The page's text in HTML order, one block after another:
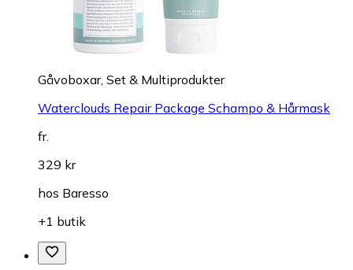
Gåvoboxar, Set & Multiprodukter
Waterclouds Repair Package Schampo & Hårmask
fr.
329 kr
hos Baresso
+1 butik